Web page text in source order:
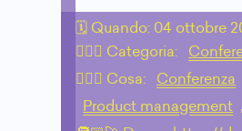
🗓 Quando: 04 ottobre
🙇🏻‍♂️ Categoria:
💁🏼‍♂️ Cosa:
Conferenza
Product management ,